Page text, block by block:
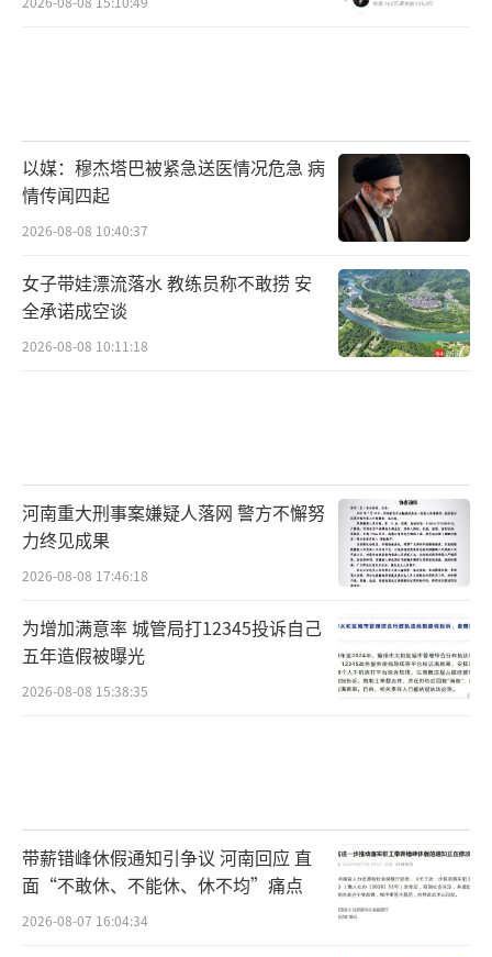
发MPV车载制氧系统，全程无油洁净制氧，搭
配UVC紫外线杀菌模块、CN95抗菌抑菌滤芯
等，主动净化车内空气。
智界V9共推出Max、Max+、Ultra、Ultra
+四大配置版本，提供多种车身和内饰颜色选
择。首销期内预订权益可叠加，赠送价值10000
智界V9的到来打破了传统豪华边界，重塑
中国高端MPV市场格局，推动整个豪华MPV汽
车市场的加速进步与迭代。鸿蒙智行已构建覆
销售门店和957家服务门店，城市覆盖率高达9
（责任编辑：0764）
以媒：穆杰塔巴被紧急送医情况危急 病
情传闻四起
2026-08-08 10:40:37
女子带娃漂流落水 教练员称不敢捞 安
全承诺成空谈
2026-08-08 10:11:18
河南重大刑事案嫌疑人落网 警方不懈努
力终见成果
2026-08-08 17:46:18
为增加满意率 城管局打12345投诉自己
五年造假被曝光
2026-08-08 15:38:35
带薪错峰休假通知引争议 河南回应 直
面“不敢休、不能休、休不均”痛点
2026-08-07 16:04:34